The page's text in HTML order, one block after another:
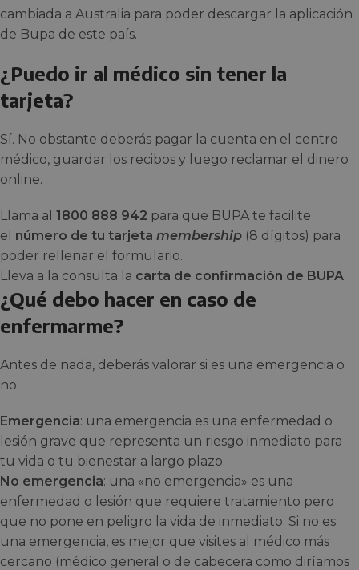
cambiada a Australia para poder descargar la aplicación
de Bupa de este país.
¿Puedo ir al médico sin tener la
tarjeta?
Sí. No obstante deberás pagar la cuenta en el centro
médico, guardar los recibos y luego reclamar el dinero
online.
Llama al 1800 888 942 para que BUPA te facilite
el número de tu tarjeta membership (8 dígitos) para
poder rellenar el formulario.
Lleva a la consulta la carta de confirmación de BUPA.
¿Qué debo hacer en caso de
enfermarme?
Antes de nada, deberás valorar si es una emergencia o
no:
Emergencia: una emergencia es una enfermedad o
lesión grave que representa un riesgo inmediato para
tu vida o tu bienestar a largo plazo.
No emergencia: una «no emergencia» es una
enfermedad o lesión que requiere tratamiento pero
que no pone en peligro la vida de inmediato. Si no es
una emergencia, es mejor que visites al médico más
cercano (médico general o de cabecera como diríamos